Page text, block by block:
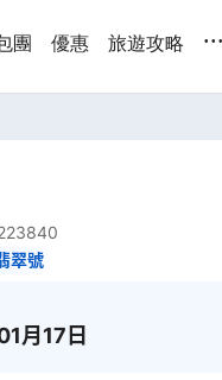
團 優惠 旅遊攻略 ...
翠號
月17日